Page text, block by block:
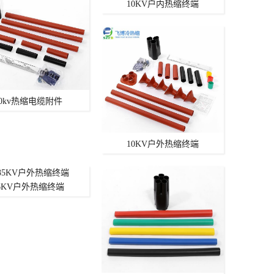
热缩电缆附件
10KV户内热缩终端
10KV户外热缩终端
户外热缩终端